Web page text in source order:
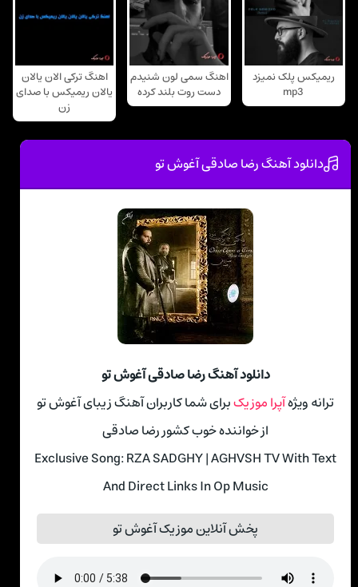
ریمیکس پلک نمیزد
mp3
اهنگ سمی لون شنیدم
دست روت بلند کرده
اهنگ ترکی الان یالان
یالان ریمیکس با صدای
زن
دانلود آهنگ رضا صادقی آغوش تو
دانلود آهنگ رضا صادقی آغوش تو
ترانه ویژهآپرا موزیکبرای شما کاربران آهنگ زیبای آغوش تو
از خواننده خوب کشور رضا صادقی
Exclusive Song: RZA SADGHY | AGHVSH TV With Text
And Direct Links In Op Music
پخش آنلاین موزیک آغوش تو